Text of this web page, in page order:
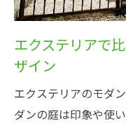
エクステリアで
ザイン
エクステリアのモダ
ダンの庭は印象や使